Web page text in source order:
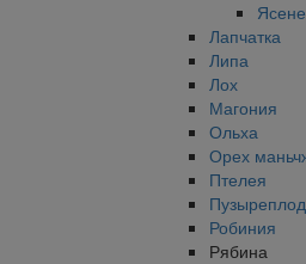
Лапчатка
Липа
Лох
Магония
Ольха
Орех
Птелея
Робиния
Рябина